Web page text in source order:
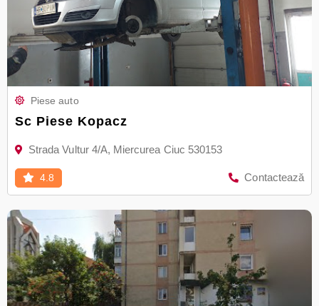
Piese auto
Sc Piese Kopacz
Strada Vultur 4/A, Miercurea Ciuc 530153
4.8 Contactează